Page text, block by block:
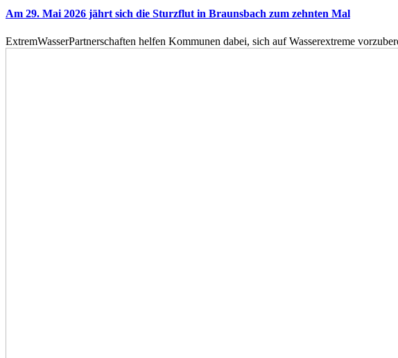
Am 29. Mai 2026 jährt sich die Sturzflut in Braunsbach zum zehnten Mal
ExtremWasserPartnerschaften helfen Kommunen dabei, sich auf Wasserextreme